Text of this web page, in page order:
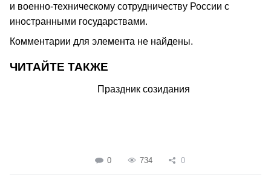
и военно-техническому сотрудничеству России с
иностранными государствами.
Комментарии для элемента не найдены.
ЧИТАЙТЕ ТАКЖЕ
Праздник созидания
0 734 0